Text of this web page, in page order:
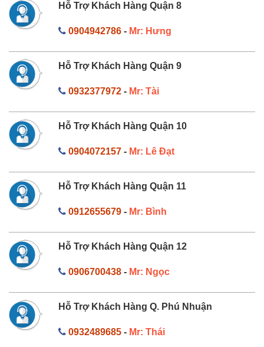
Hỗ Trợ Khách Hàng Quận 8
0904942786- Mr: Hưng
Hỗ Trợ Khách Hàng Quận 9
0932377972- Mr: Tài
Hỗ Trợ Khách Hàng Quận 10
0904072157- Mr: Lê Đạt
Hỗ Trợ Khách Hàng Quận 11
0912655679- Mr: Bình
Hỗ Trợ Khách Hàng Quận 12
0906700438- Mr: Ngọc
Hỗ Trợ Khách Hàng Q. Phú Nhuận
0932489685- Mr: Thái